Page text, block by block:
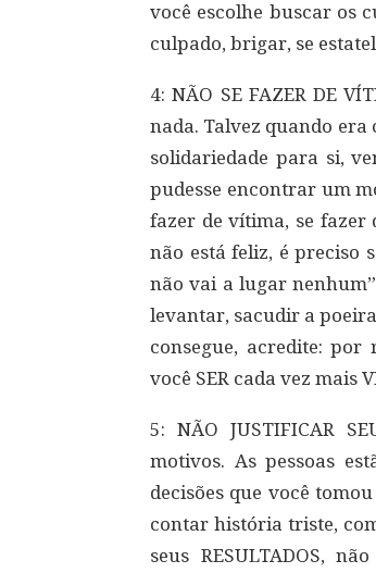
você escolhe buscar os
culpado, brigar, se
4: NÃO SE FAZER DE
nada. Talvez quando era
solidariedade para si,
pudesse encontrar um
fazer de vítima, se fazer
não está feliz, é preciso
não vai a lugar
levantar, sacudir a
consegue, acredite: por
você SER cada vez mais
5: NÃO JUSTIFICAR
motivos. As pessoas
decisões que você
contar história triste,
seus RESULTADOS,